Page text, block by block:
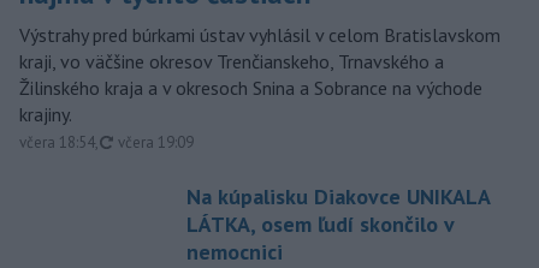
Výstrahy pred búrkami ústav vyhlásil v celom Bratislavskom
kraji, vo väčšine okresov Trenčianskeho, Trnavského a
Žilinského kraja a v okresoch Snina a Sobrance na východe
krajiny.
včera 18:54, aktualizované
včera 19:09
Na kúpalisku Diakovce UNIKALA
LÁTKA, osem ľudí skončilo v
nemocnici